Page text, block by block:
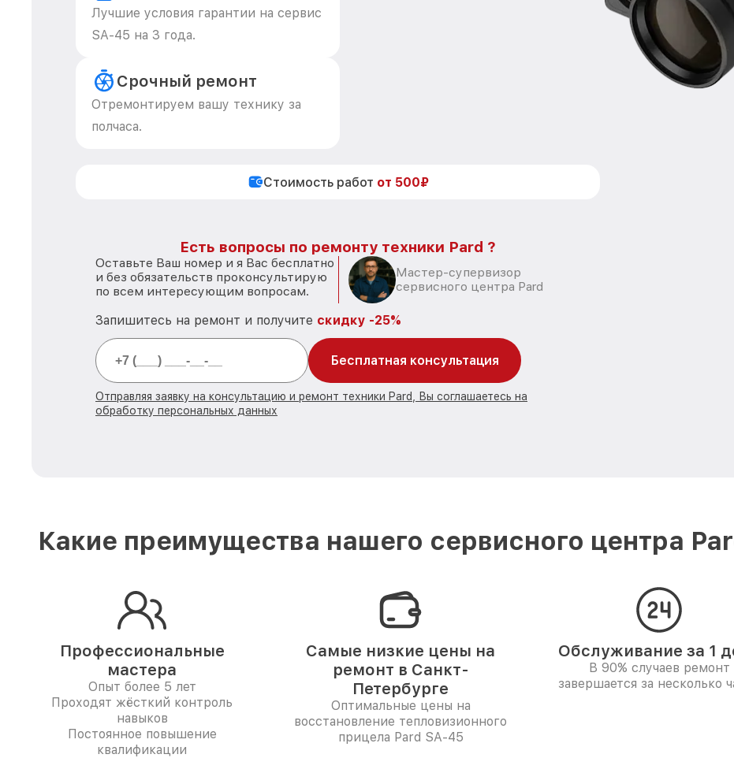
Лучшие условия гарантии на сервис
SA-45 на 3 года.
Срочный ремонт
Отремонтируем вашу технику за
полчаса.
Стоимость работ от 500₽
Есть вопросы по ремонту техники Pard ?
Оставьте Ваш номер и я Вас бесплатно
и без обязательств проконсультирую
по всем интересующим вопросам.
Мастер-супервизор
сервисного центра Pard
Запишитесь на ремонт и получите скидку -25%
Бесплатная консультация
Отправляя заявку на консультацию и ремонт техники Pard, Вы соглашаетесь на
обработку персональных данных
Какие преимущества нашего сервисного центра
Профессиональные
мастера
Опыт более 5 лет
Проходят жёсткий контроль
навыков
Постоянное повышение
квалификации
Самые низкие цены на
ремонт в Санкт-
Петербурге
Оптимальные цены на
восстановление тепловизионного
прицела Pard SA-45
Обслуживание за 1
В 90% случаев ремонт
завершается за несколько